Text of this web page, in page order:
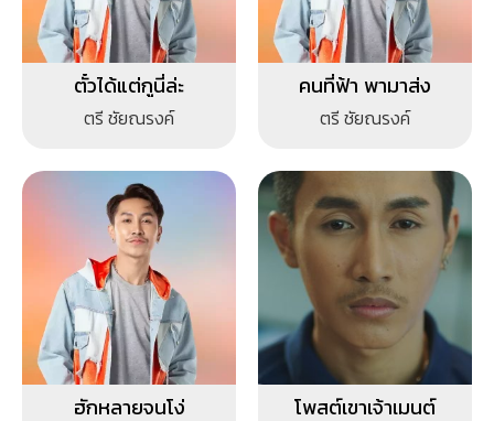
ตั๋วได้แต่กูนี่ล่ะ
ตรี ชัยณรงค์
คนที่ฟ้า พามาส่ง
ตรี ชัยณรงค์
ฮักหลายจนโง่ โพสต์เขาเจ้าเมนต์